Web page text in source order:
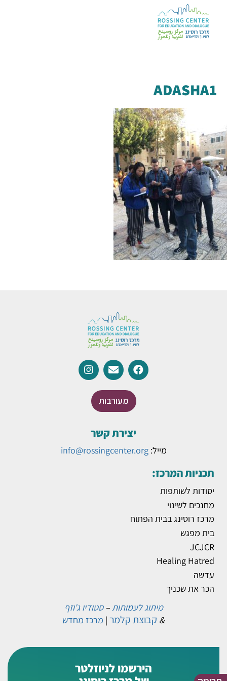
ADASHA1
מעורבות
יצירת קשר
מייל:info@rossingcenter.org
תכניות המרכז:
יסודות לשותפות
מחנכים לשינוי
מרכז רוסינג בבית הפתוח
בית מפגש
JCJCR
Healing Hatred
עדשה
הכר את שכניך
מיתוג לעמותות–סטודיו ג'וזף
& קבוצת קלמר | מרכז מחדש
הירשמו לניוזלטר